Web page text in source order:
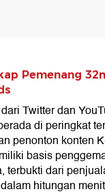
Pemenang
Twitter dan
di peringkat
penonton konten
basis
terbukti dari
hitungan